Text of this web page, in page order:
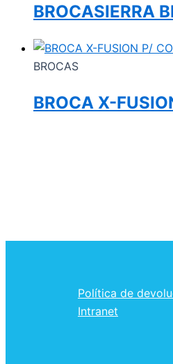
BROCASIERRA
BROCAS
BROCA X-
Política de
Intranet